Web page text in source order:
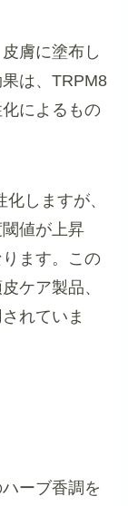
膚に塗布し
は、TRPM8
によるもの
しますが、
値が上昇
ます。この
ケア製品、
れていま
ーブ香調を